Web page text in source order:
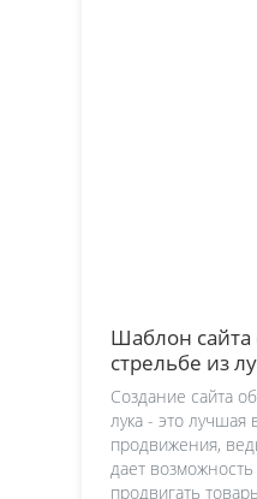
Шаблон сайта
стрельбе из
Создание сайта
лука - это лучшая
продвижения,
дает возможность
продвигать